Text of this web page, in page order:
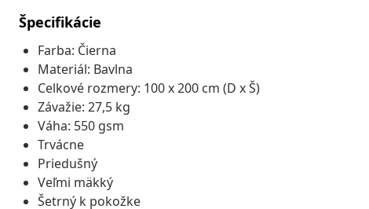
Špecifikácie
Farba: Čierna
Materiál: Bavlna
Celkové rozmery: 100 x 200 cm (D x Š)
Závažie: 27,5 kg
Váha: 550 gsm
Trvácne
Priedušný
Veľmi mäkký
Šetrný k pokožke